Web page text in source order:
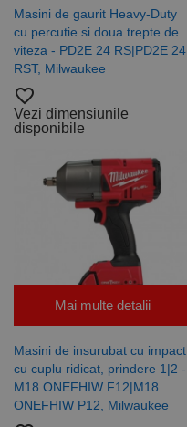
Masini de gaurit Heavy-Duty
cu percutie si doua trepte de
viteza - PD2E 24 RS|PD2E 24
RST, Milwaukee
favorite_border
Vezi dimensiunile
disponibile
Mai multe detalii
Masini de insurubat cu impact
cu cuplu ridicat, prindere 1|2 -
M18 ONEFHIW F12|M18
ONEFHIW P12, Milwaukee